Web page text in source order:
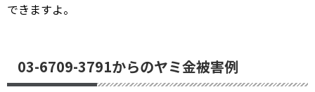
できますよ。
03-6709-3791からのヤミ金被害例